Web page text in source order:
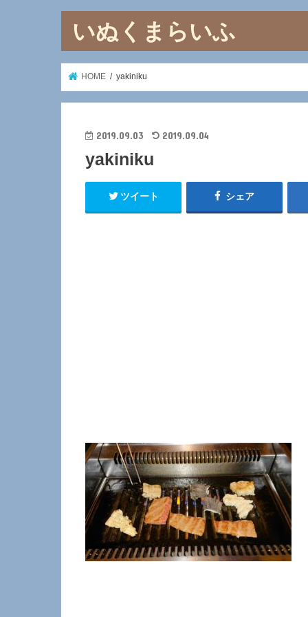
いぬくまらいふ
HOME yakiniku
2019.09.03 2019.09.04
yakiniku
ツイート シェア